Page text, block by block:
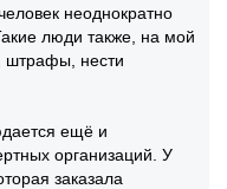
неоднократно
люди также, на мой
штрафы, нести
ещё и
организаций. У
заказала